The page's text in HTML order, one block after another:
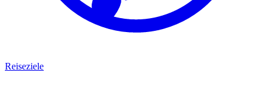
Reiseziele